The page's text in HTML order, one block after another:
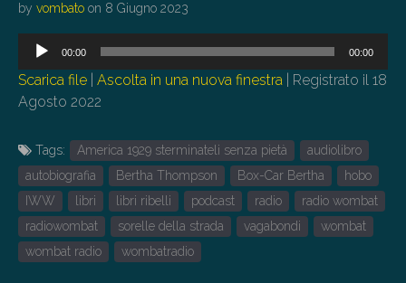
by vombato on 8 Giugno 2023
Audio
00:00 00:00
Scarica file Ascolta in una nuova finestra
Registrato il 18
Agosto 2022
Tags: America 1929 sterminateli senza pietà
audiolibro
autobiografia
Bertha Thompson Box-Car Bertha
hobo
IWW
libri libri ribelli podcast radio
radio wombat
radiowombat
sorelle della strada vagabondi
wombat
wombat radio
wombatradio